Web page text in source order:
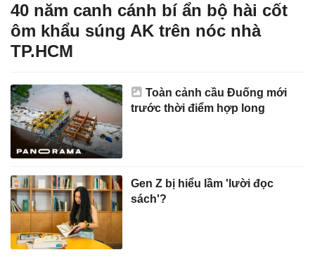
40 năm canh cánh bí ẩn bộ hài cốt
ôm khẩu súng AK trên nóc nhà
TP.HCM
Toàn cảnh cầu Đuống mới
trước thời điểm hợp long
Gen Z bị hiểu lầm 'lười đọc
sách'?